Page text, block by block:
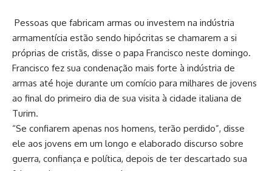
Pessoas que fabricam armas ou investem na indústria
armamentícia estão sendo hipócritas se chamarem a si
próprias de cristãs, disse o papa Francisco neste domingo.
Francisco fez sua condenação mais forte à indústria de
armas até hoje durante um comício para milhares de jovens
ao final do primeiro dia de sua visita à cidade italiana de
Turim.
“Se confiarem apenas nos homens, terão perdido”, disse
ele aos jovens em um longo e elaborado discurso sobre
guerra, confiança e política, depois de ter descartado sua